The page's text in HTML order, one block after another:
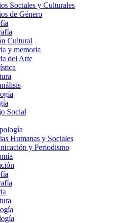
Sociales y Culturales
de Género
Cultural
y memoria
del Arte
Social
Humanas y Sociales
y Periodismo